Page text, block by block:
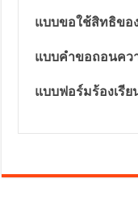
แบบขอใช้สิทธิขอ
แบบคำขอถอนคว
แบบฟอร์มร้องเรี